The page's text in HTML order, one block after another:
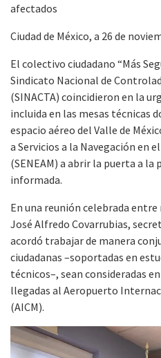
afectados
Ciudad de México, a 26 de
El colectivo ciudadano “Más
Sindicato Nacional de
(SINACTA) coincidieron en la
incluida en las mesas técnicas
espacio aéreo del Valle de
a Servicios a la Navegación en
(SENEAM) a abrir la puerta a la
informada.
En una reunión celebrada
José Alfredo Covarrubias,
acordó trabajar de manera
ciudadanas –soportadas en
técnicos–, sean consideradas
llegadas al Aeropuerto
(AICM).